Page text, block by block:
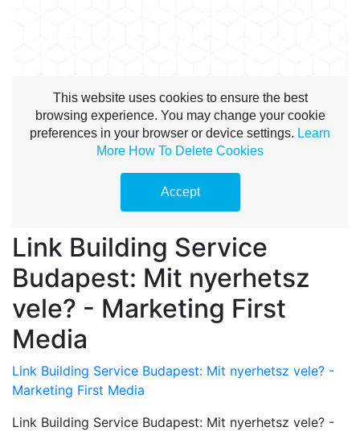
Link Building Service
Budapest: Mit nyerhetsz
vele? - Marketing First
Media
Link Building Service Budapest: Mit nyerhetsz vele? -
Marketing First Media
Link Building Service Budapest: Mit nyerhetsz vele? -